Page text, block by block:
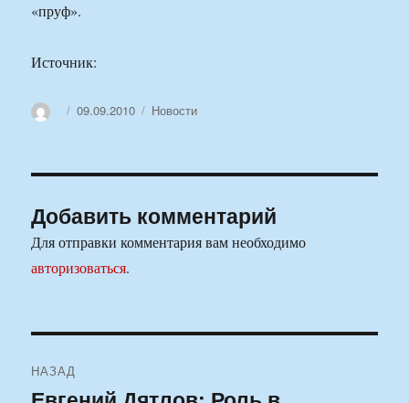
«пруф».
Источник:
АвторОпубликовано
09.09.2010 Рубрики
Новости
Добавить комментарий
Для отправки комментария вам необходимо
авторизоваться.
по
НАЗАД
Предыдущая